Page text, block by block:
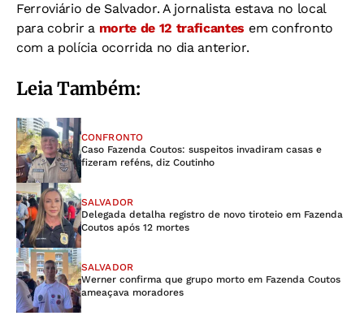
Ferroviário de Salvador. A jornalista estava no local
para cobrir a morte de 12 traficantes em confronto
com a polícia ocorrida no dia anterior.
Leia Também:
CONFRONTO
Caso Fazenda Coutos: suspeitos invadiram casas e
fizeram reféns, diz Coutinho
SALVADOR
Delegada detalha registro de novo tiroteio em Fazenda
Coutos após 12 mortes
SALVADOR
Werner confirma que grupo morto em Fazenda Coutos
ameaçava moradores